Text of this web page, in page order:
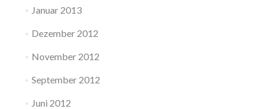
Januar 2013
Dezember 2012
November 2012
September 2012
Juni 2012